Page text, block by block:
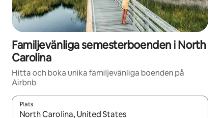
Familjevänliga semesterboenden i North
Carolina
Hitta och boka unika familjevänliga boenden på
Airbnb
Plats
När resultaten är tillgängliga kan du navigera med upp- och